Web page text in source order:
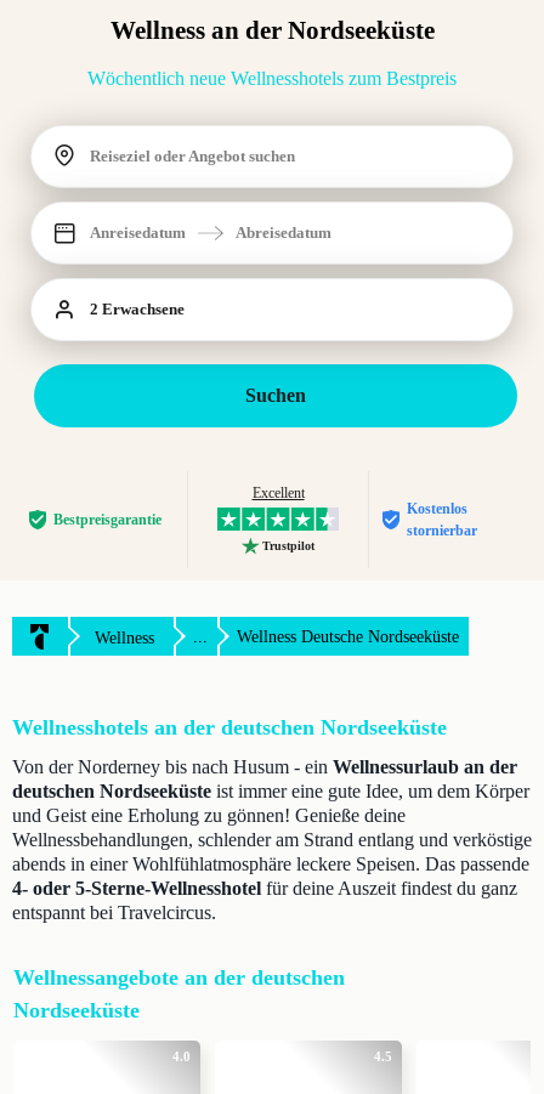
Wellness an der Nordseeküste
Wöchentlich neue Wellnesshotels zum Bestpreis
Reiseziel oder Angebot suchen
Anreisedatum Abreisedatum
2 Erwachsene
Suchen
Bestpreis­garantie
Excellent
Trustpilot
Kostenlos
stornierbar
Wellness ... Wellness Deutsche Nordseeküste
Wellnesshotels an der deutschen Nordseeküste
Von der Norderney bis nach Husum - ein Wellnessurlaub an der
deutschen Nordseeküste ist immer eine gute Idee, um dem Körper
und Geist eine Erholung zu gönnen! Genieße deine
Wellnessbehandlungen, schlender am Strand entlang und verköstige
abends in einer Wohlfühlatmosphäre leckere Speisen. Das passende
4- oder 5-Sterne-Wellnesshotel für deine Auszeit findest du ganz
entspannt bei Travelcircus.
Wellnessangebote an der deutschen
Nordseeküste
4.0 4.5